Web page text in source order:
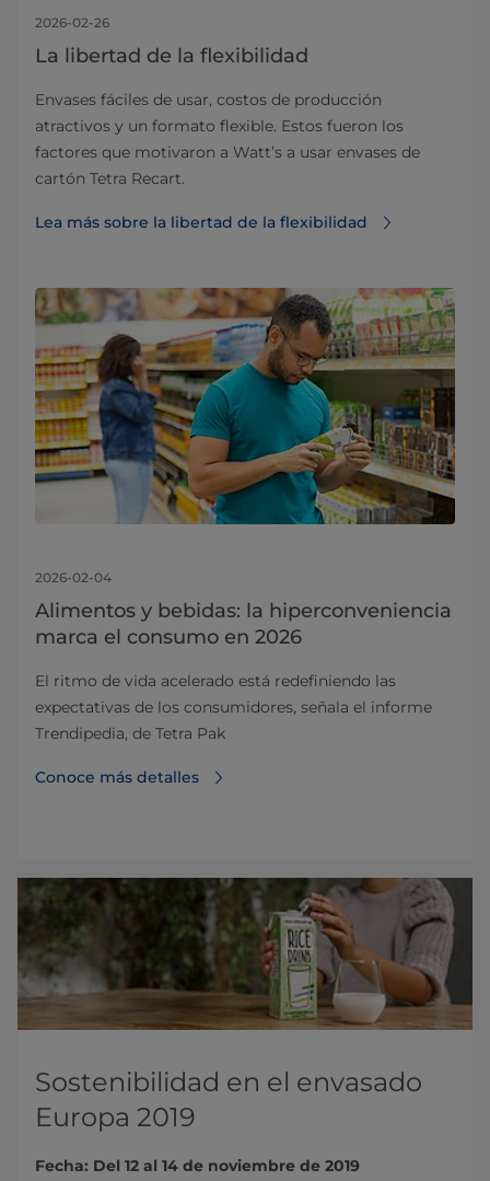
2026-02-26
La libertad de la flexibilidad
Envases fáciles de usar, costos de producción
atractivos y un formato flexible. Estos fueron los
factores que motivaron a Watt’s a usar envases de
cartón Tetra Recart.
Lea más sobre la libertad de la flexibilidad
2026-02-04
Alimentos y bebidas: la hiperconveniencia
marca el consumo en 2026
El ritmo de vida acelerado está redefiniendo las
expectativas de los consumidores, señala el informe
Trendipedia, de Tetra Pak
Conoce más detalles
Sostenibilidad en el envasado
Europa 2019​​
Fecha: Del 12 al 14 de noviembre de 2019